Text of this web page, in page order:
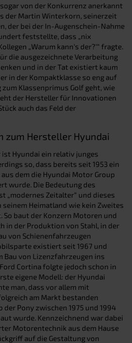
sogar von der Konkurrenz anerkannt
der Martin Winterkorn, seinerzeit
der bei der In-Augenschein-Nahme
feststellte, dass „nix
„Warum kann‘s der?‘“ fragte.
die ausgezeichnete Verarbeitung
und in der Tat existiert kaum
in der Kompaktklasse so eng auf
Klassenprimus Golf geht, wie
der Hersteller für Innovationen
auch das Feld der
zum Hersteller Hyundai
Hyundai ein relativ junges
so, dass bereits seit 1953 ein
dem die Hyundai Motor Group
wurde. Die Bedeutung des
„modernes Zeitalter“ und dieses
Heimatland wie kein Zweites
So baut der Konzern Motoren und
in der Produktion von Stahl, in der
von Schienenfahrzeugen
existiert seit 1967 und
von Lizenzfahrzeugen ins
Cortina folgte jedoch schon in
eigene Modell: der Hyundai
man, dass vor allem mit
am Markt bestanden
Pony zwischen 1975 und 1994
wurde. Kennzeichnend war dabei
Motorentechnik aus dem Hause
auf die Gestaltung von